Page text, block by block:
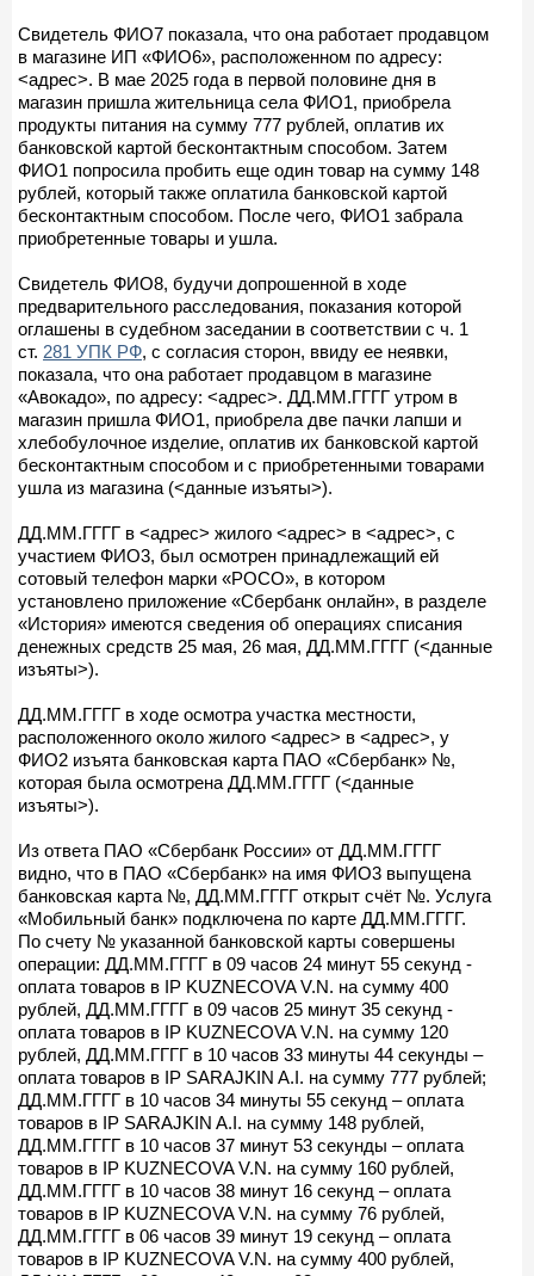
Свидетель ФИО7 показала, что она работает продавцом
в магазине ИП «ФИО6», расположенном по адресу:
<адрес>. В мае 2025 года в первой половине дня в
магазин пришла жительница села ФИО1, приобрела
продукты питания на сумму 777 рублей, оплатив их
банковской картой бесконтактным способом. Затем
ФИО1 попросила пробить еще один товар на сумму 148
рублей, который также оплатила банковской картой
бесконтактным способом. После чего, ФИО1 забрала
приобретенные товары и ушла.
Свидетель ФИО8, будучи допрошенной в ходе
предварительного расследования, показания которой
оглашены в судебном заседании в соответствии с ч. 1
ст. 281 УПК РФ, с согласия сторон, ввиду ее неявки,
показала, что она работает продавцом в магазине
«Авокадо», по адресу: <адрес>. ДД.ММ.ГГГГ утром в
магазин пришла ФИО1, приобрела две пачки лапши и
хлебобулочное изделие, оплатив их банковской картой
бесконтактным способом и с приобретенными товарами
ушла из магазина (<данные изъяты>).
ДД.ММ.ГГГГ в <адрес> жилого <адрес> в <адрес>, с
участием ФИО3, был осмотрен принадлежащий ей
сотовый телефон марки «РОСО», в котором
установлено приложение «Сбербанк онлайн», в разделе
«История» имеются сведения об операциях списания
денежных средств 25 мая, 26 мая, ДД.ММ.ГГГГ (<данные
изъяты>).
ДД.ММ.ГГГГ в ходе осмотра участка местности,
расположенного около жилого <адрес> в <адрес>, у
ФИО2 изъята банковская карта ПАО «Сбербанк» №,
которая была осмотрена ДД.ММ.ГГГГ (<данные
изъяты>).
Из ответа ПАО «Сбербанк России» от ДД.ММ.ГГГГ
видно, что в ПАО «Сбербанк» на имя ФИО3 выпущена
банковская карта №, ДД.ММ.ГГГГ открыт счёт №. Услуга
«Мобильный банк» подключена по карте ДД.ММ.ГГГГ.
По счету № указанной банковской карты совершены
операции: ДД.ММ.ГГГГ в 09 часов 24 минут 55 секунд -
оплата товаров в IP KUZNECOVA V.N. на сумму 400
рублей, ДД.ММ.ГГГГ в 09 часов 25 минут 35 секунд -
оплата товаров в IP KUZNECOVA V.N. на сумму 120
рублей, ДД.ММ.ГГГГ в 10 часов 33 минуты 44 секунды –
оплата товаров в IP SARAJKIN A.I. на сумму 777 рублей;
ДД.ММ.ГГГГ в 10 часов 34 минуты 55 секунд – оплата
товаров в IP SARAJKIN A.I. на сумму 148 рублей,
ДД.ММ.ГГГГ в 10 часов 37 минут 53 секунды – оплата
товаров в IP KUZNECOVA V.N. на сумму 160 рублей,
ДД.ММ.ГГГГ в 10 часов 38 минут 16 секунд – оплата
товаров в IP KUZNECOVA V.N. на сумму 76 рублей,
ДД.ММ.ГГГГ в 06 часов 39 минут 19 секунд – оплата
товаров в IP KUZNECOVA V.N. на сумму 400 рублей,